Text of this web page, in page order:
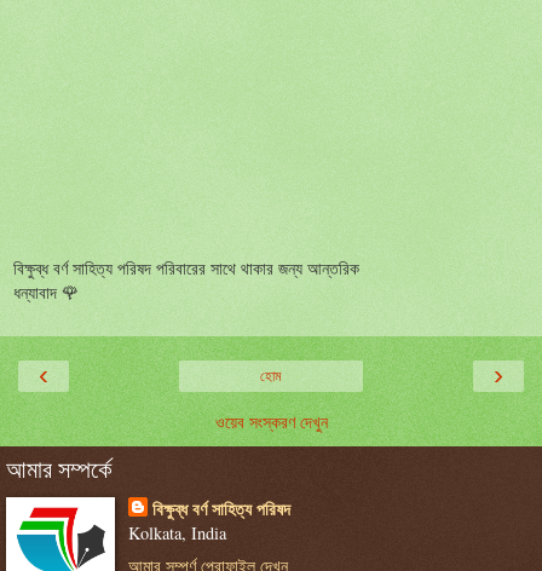
বিক্ষুব্ধ বর্ণ সাহিত্য পরিষদ পরিবারের সাথে থাকার জন্য আন্তরিক
ধন্যাবাদ 🌹
‹ ›
হোম
ওয়েব সংস্করণ দেখুন
আমার সম্পর্কে
বিক্ষুব্ধ বর্ণ সাহিত্য পরিষদ
Kolkata, India
আমার সম্পূর্ণ প্রোফাইল দেখুন